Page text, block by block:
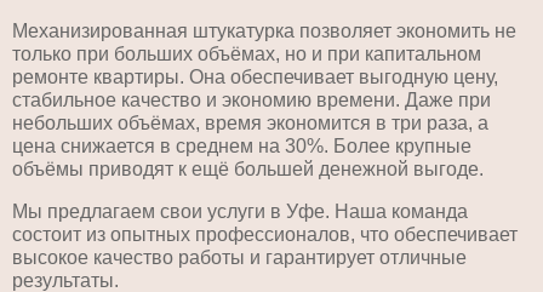
Механизированная штукатурка позволяет экономить не
только при больших объёмах, но и при капитальном
ремонте квартиры. Она обеспечивает выгодную цену,
стабильное качество и экономию времени. Даже при
небольших объёмах, время экономится в три раза, а
цена снижается в среднем на 30%. Более крупные
объёмы приводят к ещё большей денежной выгоде.
Мы предлагаем свои услуги в Уфе. Наша команда
состоит из опытных профессионалов, что обеспечивает
высокое качество работы и гарантирует отличные
результаты.